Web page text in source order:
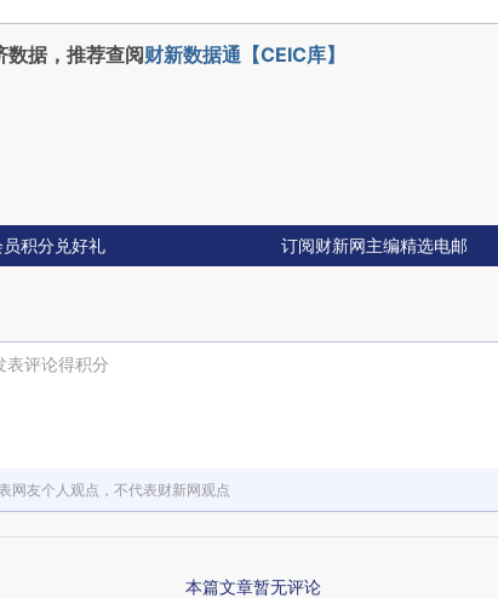
数据，推荐查阅财新数据通【CEIC库】
员积分兑好礼 订阅财新网主编精选电邮
表评论得积分
网友个人观点，不代表财新网观点
本篇文章暂无评论